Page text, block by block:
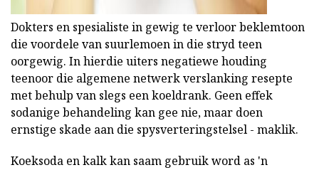
Dokters en spesialiste in gewig te verloor beklemtoon
die voordele van suurlemoen in die stryd teen
oorgewig. In hierdie uiters negatiewe houding
teenoor die algemene netwerk verslanking resepte
met behulp van slegs een koeldrank. Geen effek
sodanige behandeling kan gee nie, maar doen
ernstige skade aan die spysverteringstelsel - maklik.
Koeksoda en kalk kan saam gebruik word as 'n